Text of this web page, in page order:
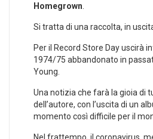
Homegrown
Si tratta di una raccolta, in
Per il Record Store Day uscirà
1974/75 abbandonato in
Young.
Una notizia che farà la gioia di
dell’autore, con l’uscita di un
momento così difficile per il